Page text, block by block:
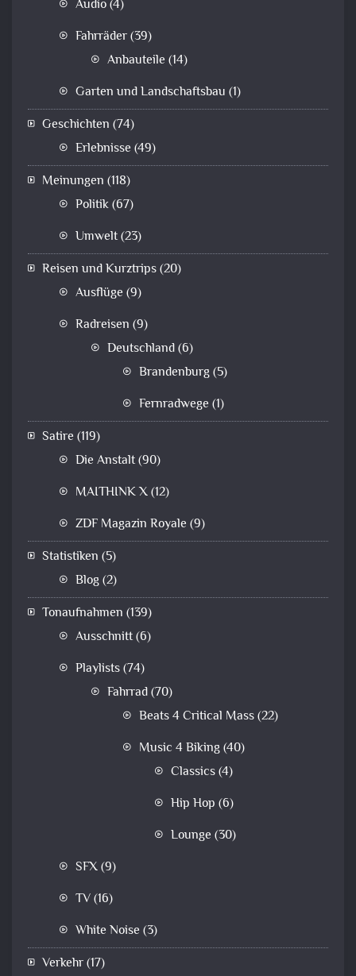
Audio(4)
Fahrräder(39)
Anbauteile (14)
Garten und Landschaftsbau (1)
Geschichten (74)
Erlebnisse (49)
Meinungen (118)
Politik(67)
Umwelt(23)
Reisen und Kurztrips(20)
Ausflüge (9)
Radreisen (9)
Deutschland(6)
Brandenburg(5)
Fernradwege (1)
Satire (119)
Die Anstalt(90)
MAITHINK X(12)
ZDF Magazin Royale (9)
Statistiken (5)
Blog(2)
Tonaufnahmen (139)
Ausschnitt(6)
Playlists(74)
Fahrrad(70)
Beats 4 Critical Mass(22)
Music 4 Biking(40)
Classics(4)
Hip Hop (6)
Lounge (30)
SFX(9)
TV(16)
White Noise (3)
Verkehr(17)